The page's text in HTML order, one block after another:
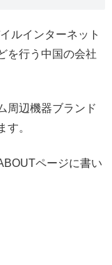
ルインターネット
を行う中国の会社
周辺機器ブランド
す。
ページに書い